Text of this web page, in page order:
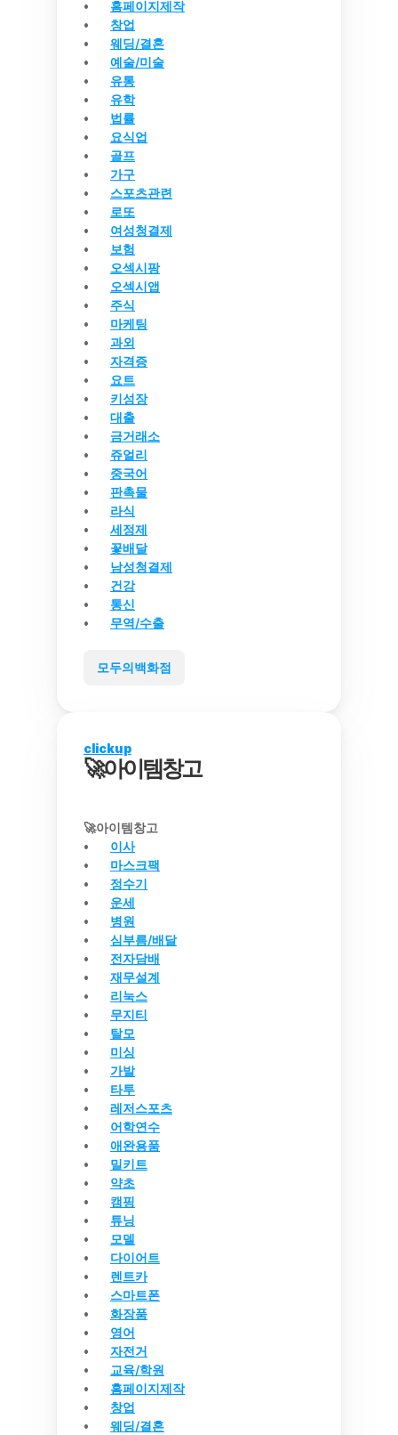
홈페이지제작
창업
웨딩/결혼
예술/미술
유통
유학
법률
요식업
골프
가구
스포츠관련
로또
여성청결제
보험
오섹시팡
오섹시앱
주식
마케팅
과외
자격증
요트
키성장
대출
금거래소
쥬얼리
중국어
판촉물
라식
세정제
꽃배달
남성청결제
건강
통신
무역/수출
모두의백화점
clickup
🚀아이템창고
🚀아이템창고
이사
마스크팩
정수기
운세
병원
심부름/배달
전자담배
재무설계
리눅스
무지티
탈모
미싱
가발
타투
레저스포츠
어학연수
애완용품
밀키트
약초
캠핑
튜닝
모델
다이어트
렌트카
스마트폰
화장품
영어
자전거
교육/학원
홈페이지제작
창업
웨딩/결혼